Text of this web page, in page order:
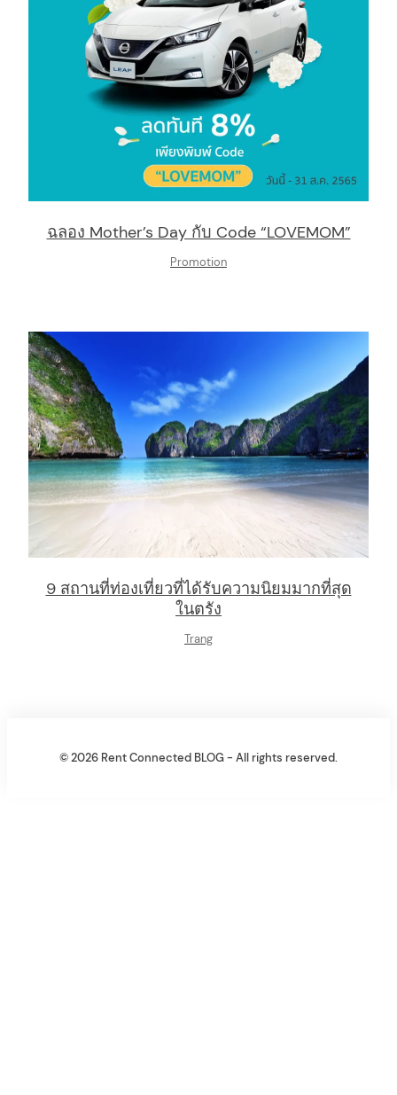
ฉลอง Mother’s Day กับ Code “LOVEMOM”
Promotion
9 สถานที่ท่องเที่ยวที่ได้รับความนิยมมากที่สุด
ในตรัง
Trang
© 2026 Rent Connected BLOG - All rights reserved.